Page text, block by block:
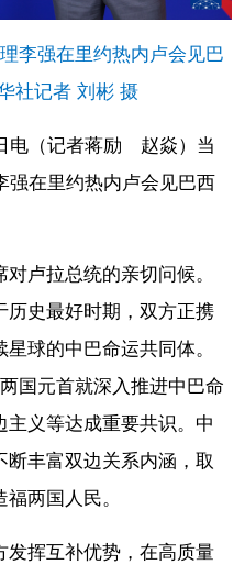
李强在里约热内卢会见巴
社记者 刘彬 摄
电（记者蒋励 赵焱）当
强在里约热内卢会见巴西
卢拉总统的亲切问候。
历史最好时期，双方正携
球的中巴命运共同体。
国元首就深入推进中巴命
义等达成重要共识。中
丰富双边关系内涵，取
两国人民。
发挥互补优势，在高质量